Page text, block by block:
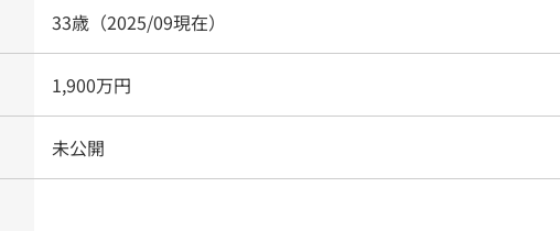
33歳（2025/09現在）
1,900万円
未公開